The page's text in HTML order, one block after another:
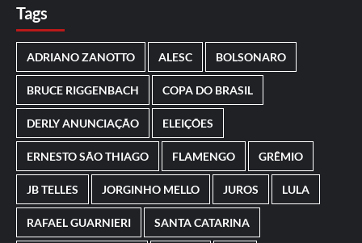
Tags
ADRIANO ZANOTTO ALESC BOLSONARO
BRUCE RIGGENBACH COPA DO BRASIL
DERLY ANUNCIAÇÃO ELEIÇÕES
ERNESTO SÃO THIAGO FLAMENGO GRÊMIO
JB TELLES JORGINHO MELLO JUROS LULA
RAFAEL GUARNIERI SANTA CATARINA